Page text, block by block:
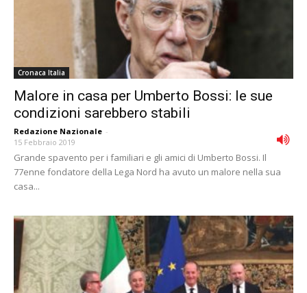
Cronaca Italia
Malore in casa per Umberto Bossi: le sue
condizioni sarebbero stabili
Redazione Nazionale -
15 Febbraio 2019
Grande spavento per i familiari e gli amici di Umberto Bossi. Il
77enne fondatore della Lega Nord ha avuto un malore nella sua
casa...